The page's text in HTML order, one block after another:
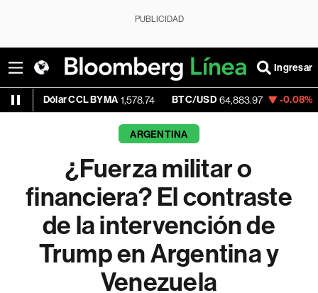
PUBLICIDAD
Ingresar
CCL BYMA 1,578.74 BTC/USD 64,883.97 -0.08% ETH/USD
ARGENTINA
¿Fuerza militar o
financiera? El contraste
de la intervención de
Trump en Argentina y
Venezuela